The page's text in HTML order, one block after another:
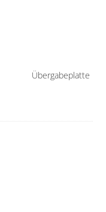
Übergabeplatte